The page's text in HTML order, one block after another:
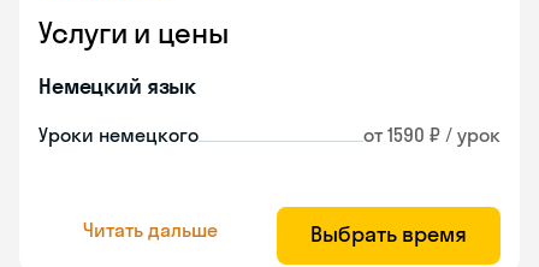
Услуги и цены
Немецкий язык
Уроки немецкого от 1590 ₽ / урок
Читать дальше Выбрать время